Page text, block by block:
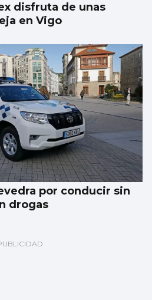
disfruta de unas
en Vigo
por conducir sin
drogas